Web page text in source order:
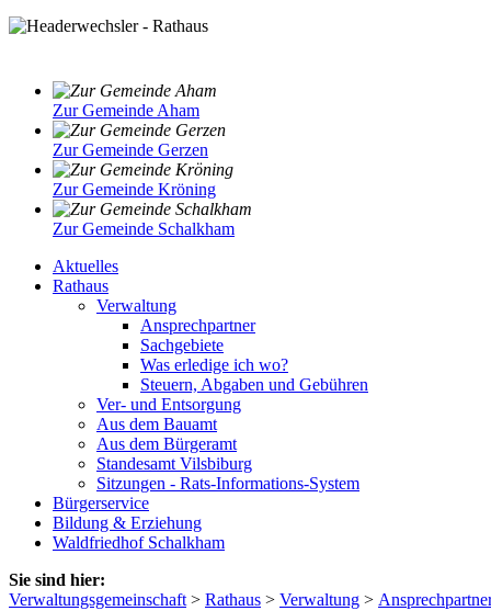
Zur Gemeinde Aham
Zur Gemeinde Gerzen
Zur Gemeinde Kröning
Zur Gemeinde Schalkham
Aktuelles
Rathaus
Verwaltung
Ansprechpartner
Sachgebiete
Was erledige ich wo?
Steuern, Abgaben und Gebühren
Ver- und Entsorgung
Aus dem Bauamt
Aus dem Bürgeramt
Standesamt Vilsbiburg
Sitzungen - Rats-Informations-System
Bürgerservice
Bildung & Erziehung
Waldfriedhof Schalkham
Sie sind hier:
Verwaltungsgemeinschaft > Rathaus > Verwaltung >